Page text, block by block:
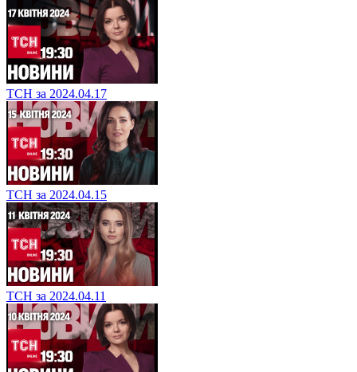
ТСН за 2024.04.17
ТСН за 2024.04.15
ТСН за 2024.04.11